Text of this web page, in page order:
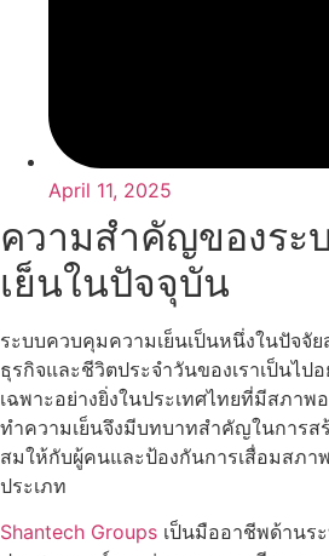
April 11, 2025
ความสำคัญของระ
เย็นในปัจจุบัน
ระบบควบคุมความเย็นเป็นหนึ่งในปัจจั
ธุรกิจและชีวิตประจำวันของเราเป็นไป
เฉพาะอย่างยิ่งในประเทศไทยที่มีสภา
ทำความเย็นจึงมีบทบาทสำคัญในการส
สมให้กับผู้คนและป้องกันการเสื่อมสภ
ประเภท
Shantech Groups เป็นมืออาชีพด้าน